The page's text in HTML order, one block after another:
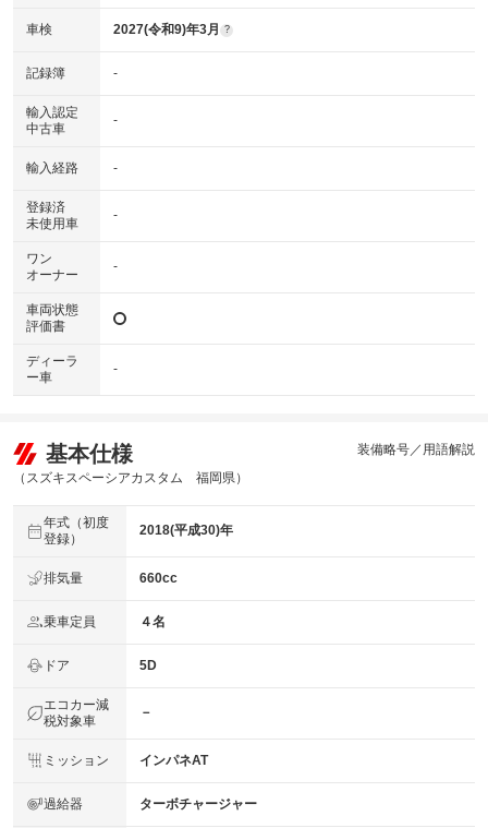
車検 2027(令和9)年3月 ?
記録簿 -
輸入認定
中古車
-
輸入経路 -
登録済
未使用車
-
ワン
オーナー
-
車両状態
評価書
ディーラ
ー車
-
基本仕様
（スズキスペーシアカスタム 福岡県）
装備略号／用語解説
年式（初度
登録）
2018(平成30)年
排気量 660cc
乗車定員 ４名
ドア 5D
エコカー減
税対象車
－
ミッション インパネAT
過給器 ターボチャージャー